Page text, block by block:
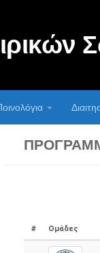
# Ομάδες